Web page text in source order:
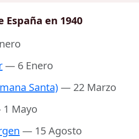
en 1940
— 6 Enero
Santa)— 22 Marzo
Mayo
— 15 Agosto